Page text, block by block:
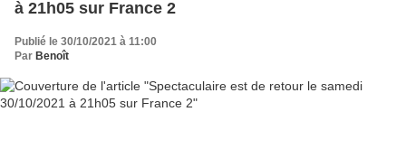
à 21h05 sur France 2
Publié le 30/10/2021 à 11:00
Par Benoît